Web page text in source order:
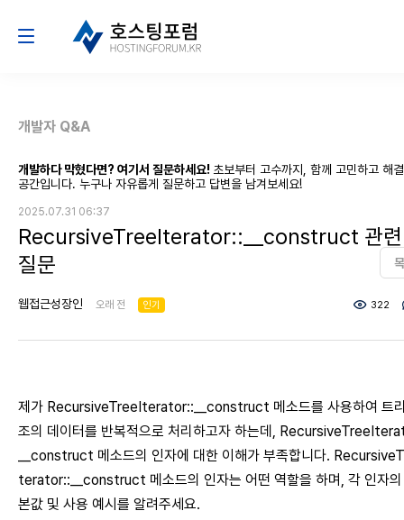
개발자 Q&A
개발하다 막혔다면? 여기서 질문하세요! 초보부터 고수까지, 함께 고민하고 해
공간입니다. 누구나 자유롭게 질문하고 답변을 남겨보세요!
2025.07.31 06:37
RecursiveTreeIterator::__construct 관련
질문
웹접근성장인 오래 전 인기 322
제가 RecursiveTreeIterator::__construct 메소드를 사용하여 트
조의 데이터를 반복적으로 처리하고자 하는데,
__construct 메소드의 인자에 대한 이해가 부족합니다.
terator::__construct 메소드의 인자는 어떤 역할을 하며, 각 인자
본값 및 사용 예시를 알려주세요.